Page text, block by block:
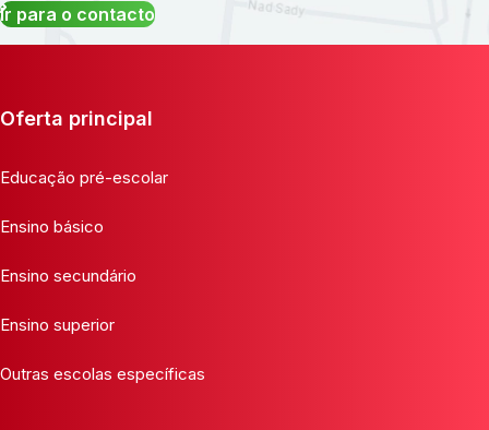
Ir para o contacto
Oferta principal
Educação pré-escolar
Ensino básico
Ensino secundário
Ensino superior
Outras escolas específicas